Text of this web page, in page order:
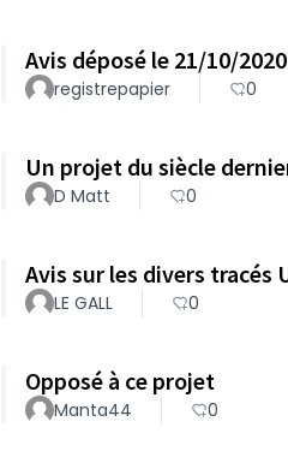
registrepapier 0
Un projet du siècle
D Matt 0
Avis sur les divers tracés
LE GALL 0
Opposé à ce projet
Manta44 0